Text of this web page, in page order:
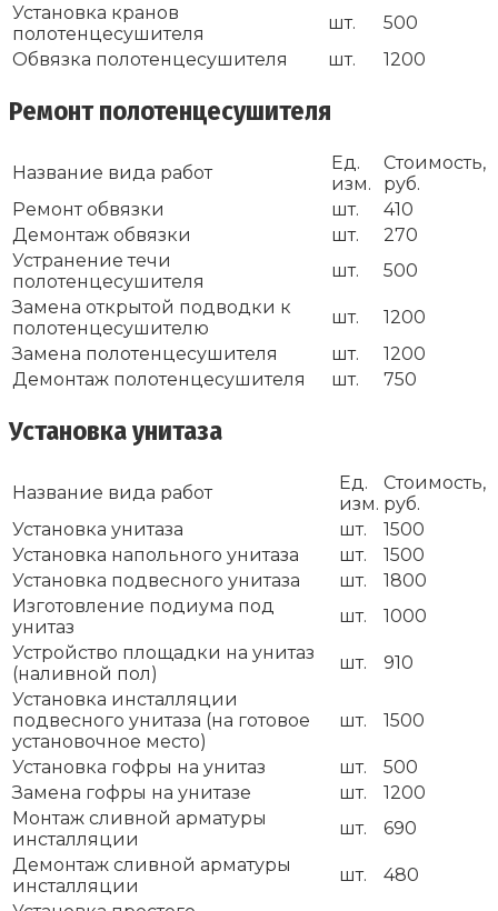
Установка кранов
полотенцесушителя
шт.
500
Обвязка полотенцесушителя
шт. 1200
Ремонт полотенцесушителя
Название вида работ
Ед.
изм.
Стоимость,
руб.
Ремонт обвязки
шт.
410
Демонтаж обвязки
шт.
270
Устранение течи
полотенцесушителя
шт.
500
Замена открытой подводки к
полотенцесушителю
шт.
1200
Замена полотенцесушителя
шт.
1200
Демонтаж полотенцесушителя
шт. 750
Установка унитаза
Название вида работ
Ед.
изм.
Стоимость,
руб.
Установка унитаза
шт.
1500
Установка напольного унитаза
шт.
1500
Установка подвесного унитаза
шт.
1800
Изготовление подиума под
унитаз
шт.
1000
Устройство площадки на унитаз
(наливной пол)
шт.
910
Установка инсталляции
подвесного унитаза (на готовое
установочное место)
шт. 1500
Установка гофры на унитаз шт.
500
Замена гофры на унитазе
шт.
1200
Монтаж сливной арматуры
инсталляции
шт.
690
Демонтаж сливной арматуры
инсталляции
шт.
480